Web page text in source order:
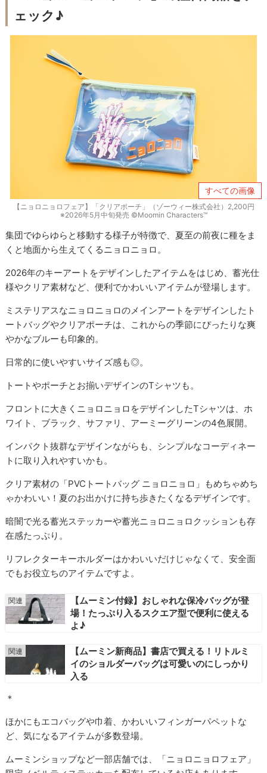
ェック♪
すべての画像
【ニョロニョロフェア】「クリアポーチ」（ゾーウィー株式会社）2,200円
※2026年5月中旬発売 ©Moomin Characters™
集団でゆらゆらと移動する様子が特徴で、夏至の前夜に種をま
くと地面から生えてくるニョロニョロ。
2026年のキーアートをデザインしたアイテムをはじめ、蓄光仕
様やクリア素材など、便利でかわいいアイテムが登場します。
ミステリアスなニョロニョロのメインアートをデザインしたト
ートバッグやクリアポーチは、これからの季節にぴったりな爽
やかなブルーも印象的。
日常的に使いやすいサイズ感も◎。
トートやポーチとお揃いデザインのTシャツも。
フロントに大きくニョロニョロをデザインしたTシャツは、ホ
ワイト、ブラック、サファリ、アーミーグリーンの4色展開。
インパクト抜群なデザインながらも、シンプルなコーディネー
トに取り入れやすいかも。
クリア素材の「PVCトートバッグ ニョロニョロ」もめちゃめち
ゃかわいい！夏のお出かけに持ち歩きたくなるデザインです。
暗闇で光る蓄光ステッカーや蓄光ニョロニョロクッションも存
在感たっぷり。
リフレクターキーホルダーはかわいいだけじゃなくて、安全面
でもお役立ちのアイテムですよ。
【ムーミン付録】おしゃれな保冷バッグが登
場！たっぷり入るスクエア型で便利に使える
よ♪
【ムーミン新商品】書店で買える！リトルミ
イのショルダーバッグは可愛いのにしっかり
入る
＊
ほかにもエコバッグや巾着、かわいいフィンガーパペットな
ど、気になるアイテムが多数登場。
ムーミンショップなど一部店舗では、「ニョロニョロフェア」